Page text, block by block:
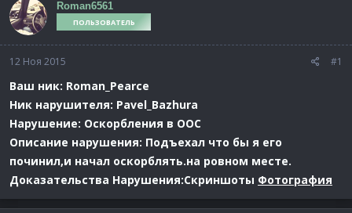
м
ы
а
л
Roman6561
ПОЛЬЗОВАТЕЛЬ
12 Ноя 2015 #1
Ваш ник: Roman_Pearce
Ник нарушителя: Pavel_Bazhura
Нарушение: Оскорбления в ООС
Описание нарушения: Подъехал что бы я его
починил,и начал оскорблять.на ровном месте.
Доказательства Нарушения:Скриншоты Фотография